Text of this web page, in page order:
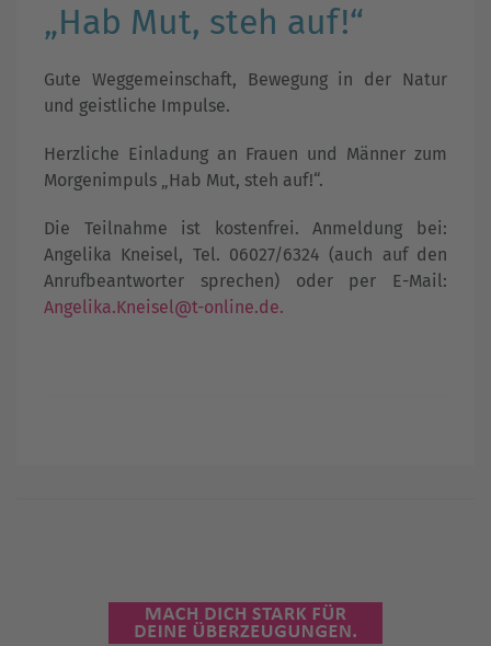
„Hab Mut, steh auf!“
Gute Weggemeinschaft, Bewegung in der Natur
und geistliche Impulse.
Herzliche Einladung an Frauen und Männer zum
Morgenimpuls „Hab Mut, steh auf!“.
Die Teilnahme ist kostenfrei. Anmeldung bei:
Angelika Kneisel, Tel. 06027/6324 (auch auf den
Anrufbeantworter sprechen) oder per E-Mail:
Angelika.Kneisel@t-online.de.